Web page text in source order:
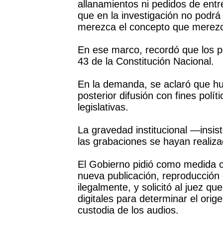
allanamientos ni pedidos de
que en la investigación no
merezca el concepto que
En ese marco, recordó que los
43 de la Constitución Nacional.
En la demanda, se aclaró que
posterior difusión con fines
legislativas.
La gravedad institucional
las grabaciones se hayan
El Gobierno pidió como medida
nueva publicación,
ilegalmente, y solicitó al juez
digitales para determinar el
custodia de los audios.